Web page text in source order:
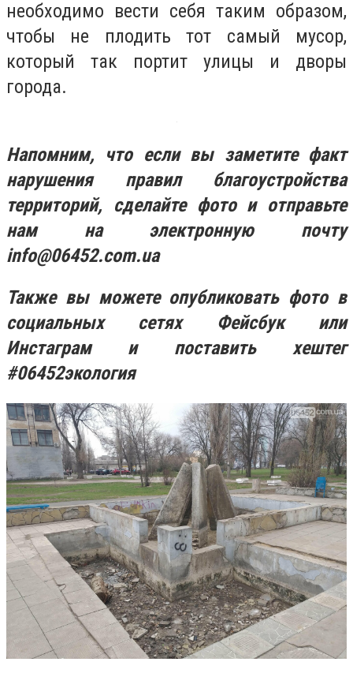
необходимо вести себя таким образом,
чтобы не плодить тот самый мусор,
который так портит улицы и дворы
города.
Напомним, что если вы заметите факт
нарушения правил благоустройства
территорий, сделайте фото и отправьте
нам на электронную почту
info@06452.com.ua
Также вы можете опубликовать фото в
социальных сетях Фейсбук или
Инстаграм и поставить хештег
#06452экология